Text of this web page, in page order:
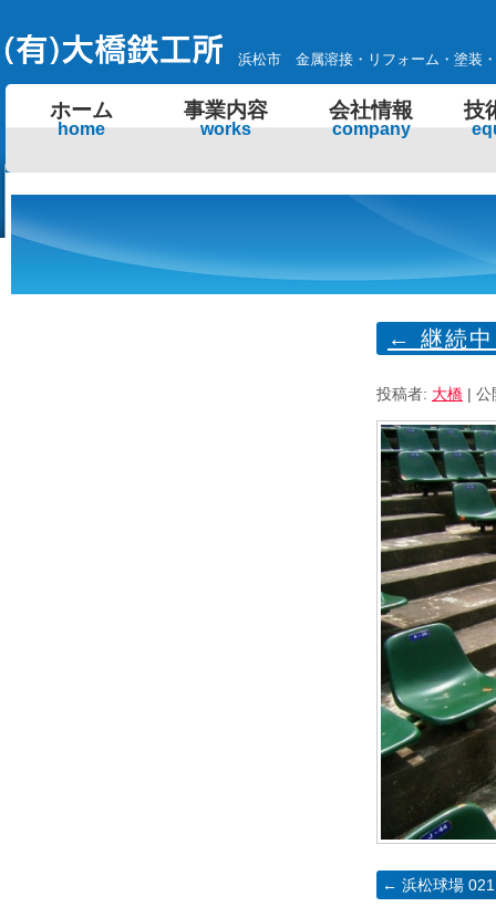
浜松市 金属溶接・リフォーム・塗装
ホーム
home
事業内容
works
会社情報
company
技
← 継続
投稿者: 大橋 | 公
浜松球場 021